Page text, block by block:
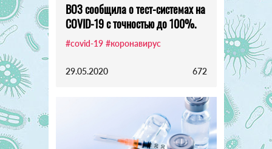
ВОЗ сообщила о тест-системах на
COVID-19 с точностью до 100%.
#covid-19 #коронавирус
29.05.2020 672